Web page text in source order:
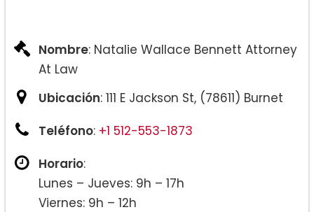
Nombre: Natalie Wallace Bennett Attorney
At Law
Ubicación: 111 E Jackson St, (78611) Burnet
Teléfono: +1 512-553-1873
Horario:
Lunes – Jueves: 9h – 17h
Viernes: 9h – 12h